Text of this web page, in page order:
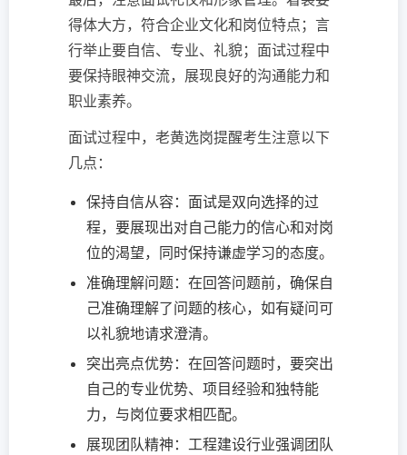
得体大方，符合企业文化和岗位特点；言
行举止要自信、专业、礼貌；面试过程中
要保持眼神交流，展现良好的沟通能力和
职业素养。
面试过程中，老黄选岗提醒考生注意以下
几点：
保持自信从容：面试是双向选择的过
程，要展现出对自己能力的信心和对岗
位的渴望，同时保持谦虚学习的态度。
准确理解问题：在回答问题前，确保自
己准确理解了问题的核心，如有疑问可
以礼貌地请求澄清。
突出亮点优势：在回答问题时，要突出
自己的专业优势、项目经验和独特能
力，与岗位要求相匹配。
展现团队精神：工程建设行业强调团队